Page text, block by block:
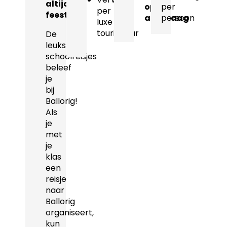
altijd
feest.
De
leukste
schoolreisjes
beleef
je
bij
Ballorig!
Als
je
met
je
klas
een
reisje
naar
Ballorig
organiseert,
kun
per
luxe
touringcar
op
aanvraag
per
persoon